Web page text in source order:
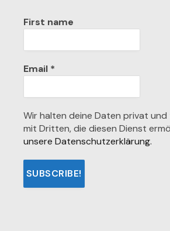
First name
Email *
Wir halten deine Daten privat und
mit Dritten, die diesen Dienst
unsere Datenschutzerklärung.